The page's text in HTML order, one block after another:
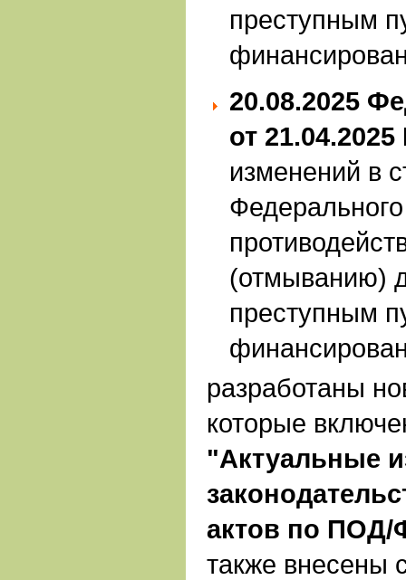
преступным
20.08.2025
от
изменений в
(отмыванию)
преступным
разработаны
которые
"Актуальные
актов по
также внесены